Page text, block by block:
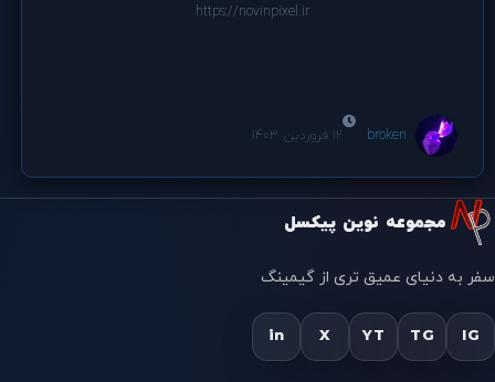
https://novinpixel.ir
broken 12 فروردین 1403
مجموعه نوین پیکسل
سفر به دنیای عمیق تری از گیمینگ
IG
TG
YT
X
in